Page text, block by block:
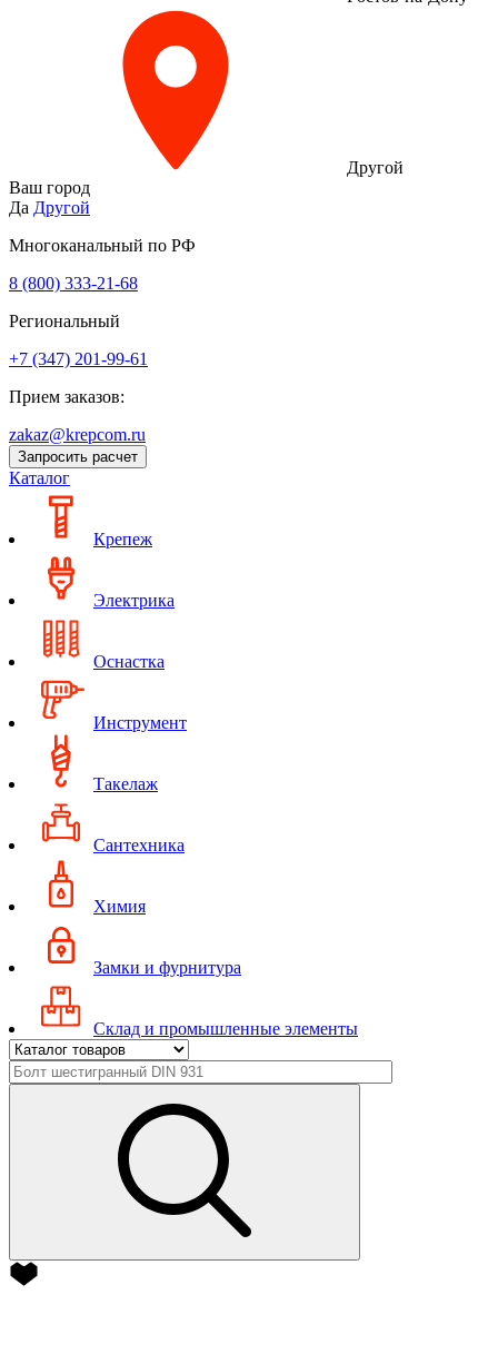
Другой
Ваш город
Да Другой
Многоканальный по РФ
8 (800) 333‑21-68
Региональный
+7 (347) 201-99-61
Прием заказов:
zakaz@krepcom.ru
Запросить расчет
Каталог
Крепеж
Электрика
Оснастка
Инструмент
Такелаж
Сантехника
Химия
Замки и фурнитура
Склад и промышленные элементы